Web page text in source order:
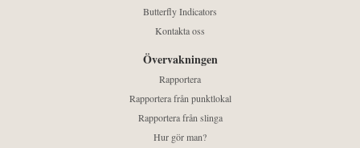
Butterfly Indicators
Kontakta oss
Övervakningen
Rapportera
Rapportera från punktlokal
Rapportera från slinga
Hur gör man?